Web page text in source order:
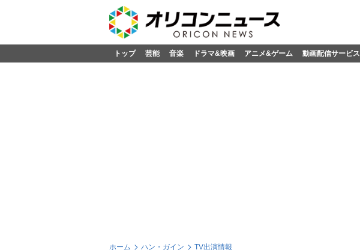
トップ 芸能 音楽 ドラマ&映画 アニメ&ゲーム 動画配信サービス
ホーム ハン・ガイン TV出演情報